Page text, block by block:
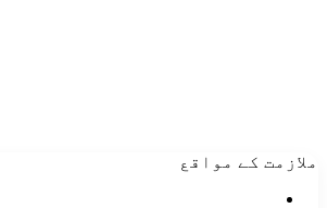
ملازمت کے مواقع